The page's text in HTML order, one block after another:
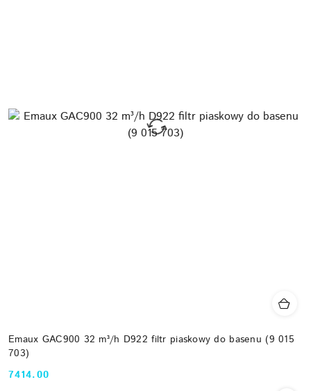
Emaux GAC900 32 m³/h D922 filtr piaskowy do basenu (9 015
703)
Cena:
7414.00